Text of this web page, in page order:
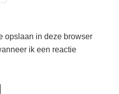
opslaan in deze browser
ik een reactie